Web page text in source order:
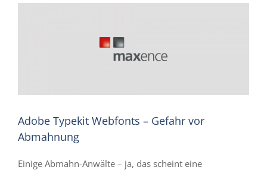
Adobe Typekit Webfonts – Gefahr vor
Abmahnung
Einige Abmahn-Anwälte – ja, das scheint eine